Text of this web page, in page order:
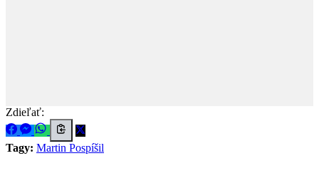
Zdieľať:
Tagy: Martin Pospíšil